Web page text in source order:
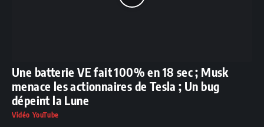
Une batterie VE fait 100% en 18 sec ; Musk
menace les actionnaires de Tesla ; Un bug
dépeint la Lune
Vidéo YouTube